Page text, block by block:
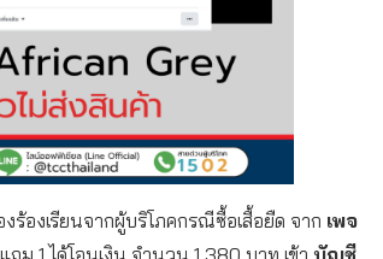
ร้องเรียนจากผู้บริโภคกรณีซื้อเสื้อยืด จาก เพจ
ม 1 ได้โอนเงิน จำนวน 1,380 บาท เข้า บัญชี